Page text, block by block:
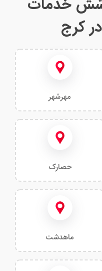
کرج
مهرشهر
حصارک
ماهدشت